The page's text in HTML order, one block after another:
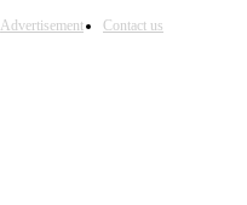
Advertisement Contact us